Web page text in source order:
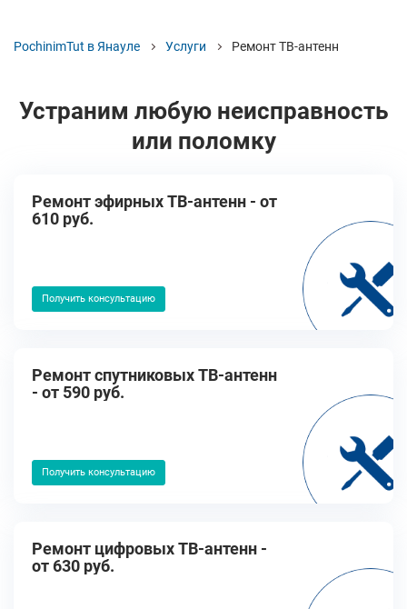
PochinimTut в Янауле Услуги Ремонт ТВ-антенн
Устраним любую неисправность
или поломку
Ремонт эфирных ТВ-антенн - от
610 руб.
Получить консультацию
Ремонт спутниковых ТВ-антенн
- от 590 руб.
Получить консультацию
Ремонт цифровых ТВ-антенн -
от 630 руб.